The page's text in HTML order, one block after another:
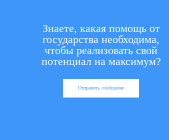
Знаете, какая помощь от
государства необходима,
чтобы реализовать свой
потенциал на максимум?
Отправить сообщение